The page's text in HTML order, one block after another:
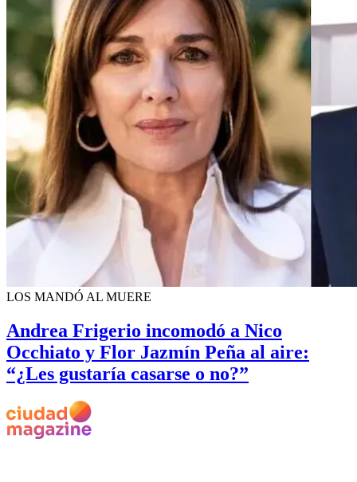
LOS MANDÓ AL MUERE
Andrea Frigerio incomodó a Nico
Occhiato y Flor Jazmín Peña al aire:
“¿Les gustaría casarse o no?”